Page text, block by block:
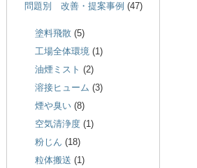
問題別 改善・提案事例 (47)
塗料飛散 (5)
工場全体環境 (1)
油煙ミスト (2)
溶接ヒューム (3)
煙や臭い (8)
空気清浄度 (1)
粉じん (18)
粒体搬送 (1)